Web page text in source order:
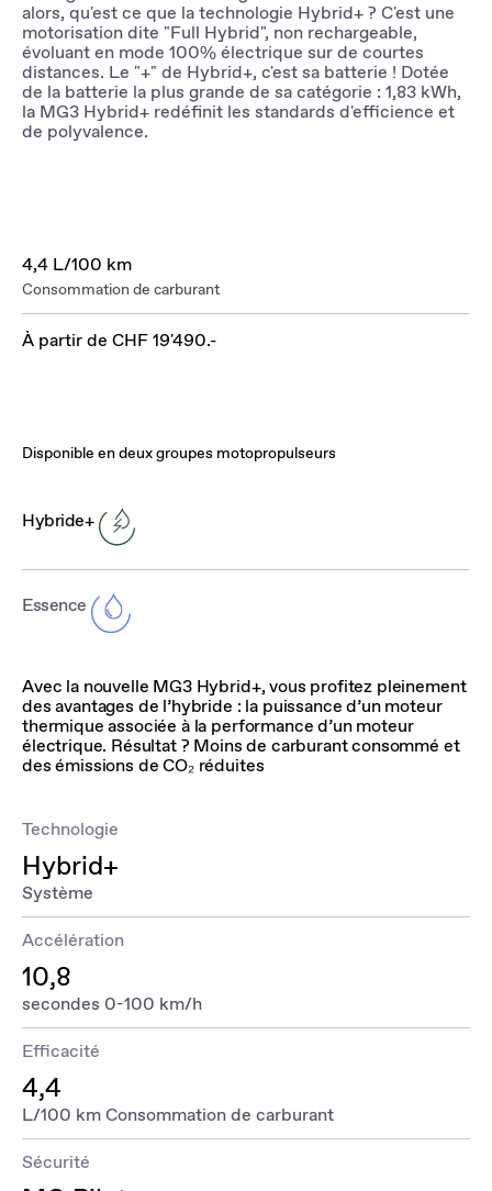
alors, qu'est ce que la technologie Hybrid+ ? C'est une
motorisation dite "Full Hybrid", non rechargeable,
évoluant en mode 100% électrique sur de courtes
distances. Le "+" de Hybrid+, c'est sa batterie ! Dotée
de la batterie la plus grande de sa catégorie : 1,83 kWh,
la MG3 Hybrid+ redéfinit les standards d'efficience et
de polyvalence.
4,4 L/100 km
Consommation de carburant
À partir de CHF 19'490.-
Disponible en deux groupes motopropulseurs
Hybride+
Essence
Avec la nouvelle MG3 Hybrid+, vous profitez pleinement
des avantages de l’hybride : la puissance d’un moteur
thermique associée à la performance d’un moteur
électrique. Résultat ? Moins de carburant consommé et
des émissions de CO₂ réduites
Technologie
Hybrid+
Système
Accélération
10,8
secondes 0-100 km/h
Efficacité
4,4
L/100 km Consommation de carburant
Sécurité